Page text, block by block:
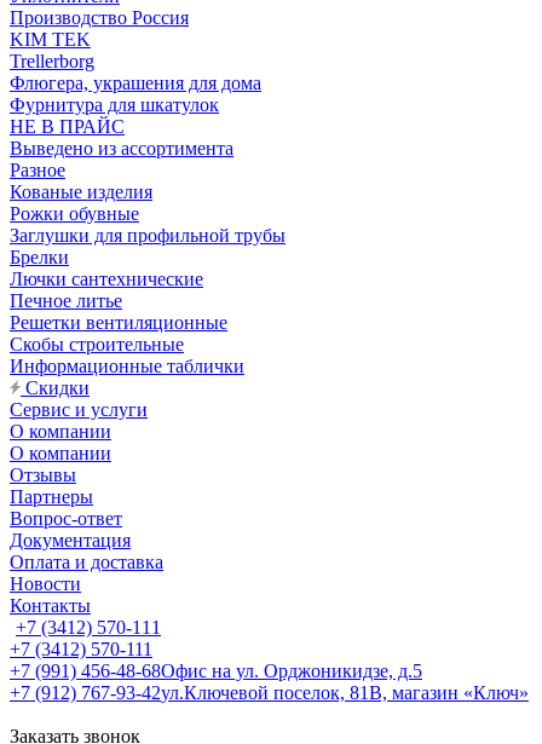
Производство Россия
KIM TEK
Trellerborg
Флюгера, украшения для дома
Фурнитура для шкатулок
НЕ В ПРАЙС
Выведено из ассортимента
Разное
Кованые изделия
Рожки обувные
Заглушки для профильной трубы
Брелки
Лючки сантехнические
Печное литье
Решетки вентиляционные
Скобы строительные
Информационные таблички
Скидки
Сервис и услуги
О компании
О компании
Отзывы
Партнеры
Вопрос-ответ
Документация
Оплата и доставка
Новости
Контакты
+7 (3412) 570-111
+7 (3412) 570-111
+7 (991) 456-48-68Офис на ул. Орджоникидзе, д.5
+7 (912) 767-93-42ул.Ключевой поселок, 81В, магазин «Ключ»
Заказать звонок